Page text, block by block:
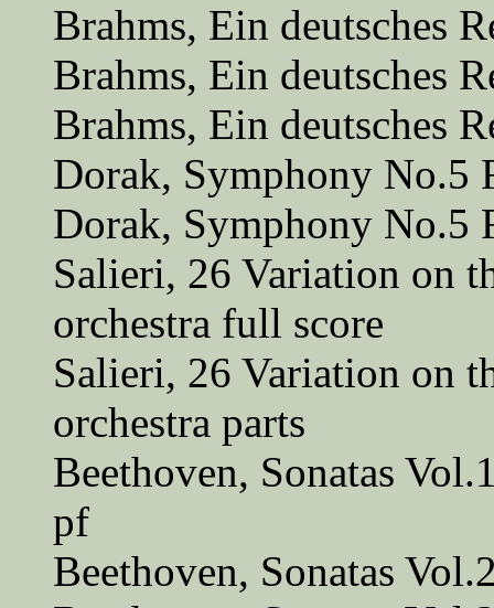
Brahms, Ein deutsches
Brahms, Ein deutsches
Brahms, Ein deutsches
Dorak, Symphony No.5
Dorak, Symphony No.5
Salieri, 26 Variation on
orchestra full score
Salieri, 26 Variation on
orchestra parts
Beethoven, Sonatas
pf
Beethoven, Sonatas